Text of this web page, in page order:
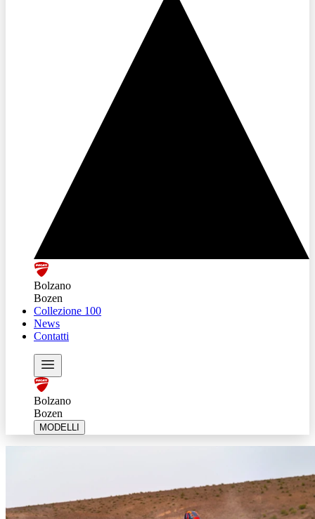
Bolzano
Bozen
Collezione 100
News
Contatti
Bolzano
Bozen
MODELLI